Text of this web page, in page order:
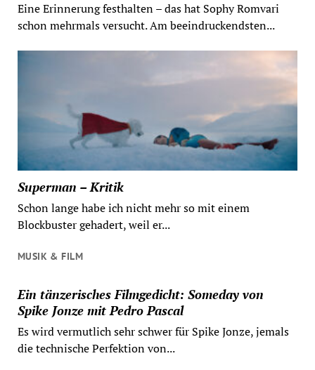
Eine Erinnerung festhalten – das hat Sophy Romvari
schon mehrmals versucht. Am beeindruckendsten...
Superman – Kritik
Schon lange habe ich nicht mehr so mit einem
Blockbuster gehadert, weil er...
MUSIK & FILM
Ein tänzerisches Filmgedicht: Someday von
Spike Jonze mit Pedro Pascal
Es wird vermutlich sehr schwer für Spike Jonze, jemals
die technische Perfektion von...